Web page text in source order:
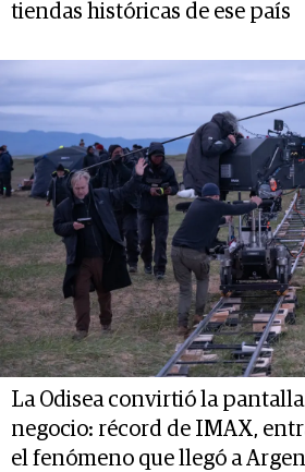
tiendas históricas de ese país
La Odisea convirtió la
negocio: récord de IMAX,
el fenómeno que llegó a